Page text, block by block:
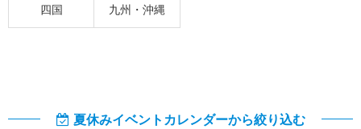
四国 九州・沖縄
夏休みイベントカレンダーから絞り込む